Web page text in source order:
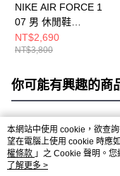
NIKE AIR FORCE 1
07 男 休閒鞋
IH1221900
NT$2,690
NT$3,800
你可能有興趣的商
熱門標籤
本網站中使用 cookie，欲查
望在電腦上使用 cookie 時應
權條款 」之 Cookie 聲明。
用條款之 Cookie 聲明使用
了解更多 >